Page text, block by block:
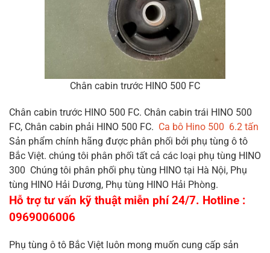
Chân cabin trước HINO 500 FC
Chân cabin trước HINO 500 FC. Chân cabin trái HINO 500
FC, Chân cabin phải HINO 500 FC. Ca bô Hino 500 6.2 tấn
Sản phẩm chính hãng được phân phối bởi phụ tùng ô tô
Bắc Việt. chúng tôi phân phối tất cả các loại phụ tùng HINO
300 Chúng tôi phân phối phụ tùng HINO tại Hà Nội, Phụ
tùng HINO Hải Dương, Phụ tùng HINO Hải Phòng.
Hỗ trợ tư vấn kỹ thuật miễn phí 24/7. Hotline :
0969006006
Phụ tùng ô tô Bắc Việt luôn mong muốn cung cấp sản